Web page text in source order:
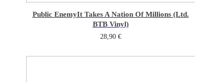
Public EnemyIt Takes A Nation Of Millions (Ltd.
BTB Vinyl)
28,90 €